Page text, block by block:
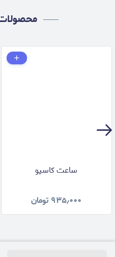
ساعت کاسیو
۹۳۵٫۰۰۰ تومان